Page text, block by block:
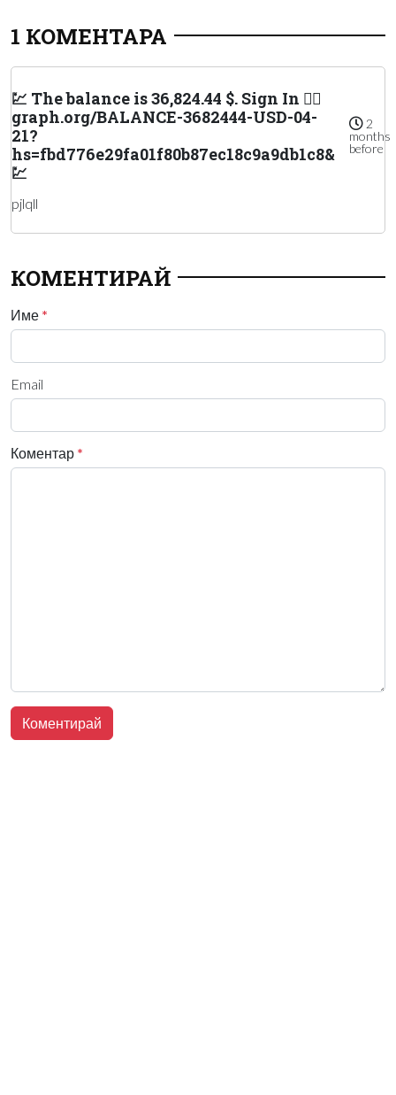
1 КОМЕНТАРА
💹 The balance is 36,824.44 $. Sign In 👉🏻
graph.org/BALANCE-3682444-USD-04-
21?
hs=fbd776e29fa01f80b87ec18c9a9db1c8&
💹
2
months
before
pjlqll
КОМЕНТИРАЙ
Име *
Email
Коментар *